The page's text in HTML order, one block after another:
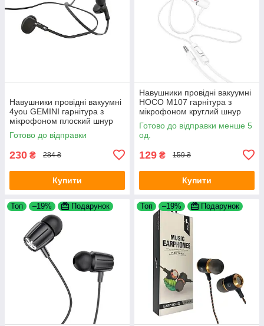
Навушники провідні вакуумні
4you GEMINI гарнітура з
мікрофоном плоский шнур
1.2m Black
Готово до відправки
230 ₴ 284 ₴
Купити
Навушники провідні вакуумні
HOCO M107 гарнітура з
мікрофоном круглий шнур
White
Готово до відправки менше 5
од.
129 ₴ 159 ₴
Купити
Топ –19% Подарунок Топ –19% Подарунок